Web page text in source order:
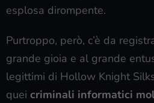
esplosa dirompente.
Purtroppo, però, c’è da
grande gioia e al grande
legittimi di Hollow Knight
quei criminali informatici